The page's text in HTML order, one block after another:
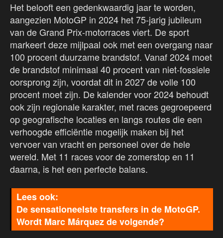
Het belooft een gedenkwaardig jaar te worden,
aangezien MotoGP in 2024 het 75-jarig jubileum
van de Grand Prix-motorraces viert. De sport
markeert deze mijlpaal ook met een overgang naar
100 procent duurzame brandstof. Vanaf 2024 moet
de brandstof minimaal 40 procent van niet-fossiele
oorsprong zijn, voordat dit in 2027 de volle 100
procent moet zijn. De kalender voor 2024 behoudt
ook zijn regionale karakter, met races gegroepeerd
op geografische locaties en langs routes die een
verhoogde efficiëntie mogelijk maken bij het
vervoer van vracht en personeel over de hele
wereld. Met 11 races voor de zomerstop en 11
daarna, is het een perfecte balans.
De sensationeelste transfers in de MotoGP.
Wordt Marc Márquez de volgende?